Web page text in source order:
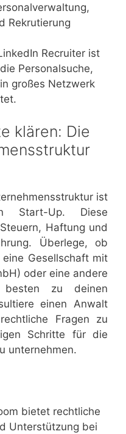
Rekrutierung
Recruiter ist
Personalsuche,
großes Netzwerk
klären: Die
ist
Start-Up. Diese
Haftung und
Überlege, ob
eine Gesellschaft mit
oder eine andere
besten zu deinen
einen Anwalt
Fragen zu
Schritte für die
unternehmen.
bietet rechtliche
Unterstützung bei